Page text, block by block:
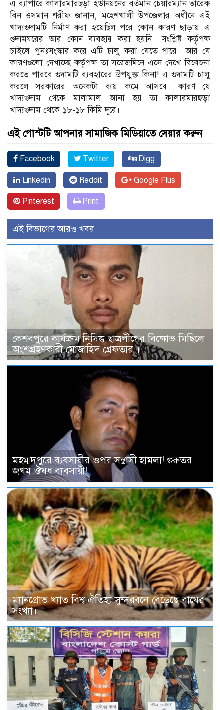
এ ব্যাপারে কালারমারছড়া ইউনিয়নের বর্তমান চেয়ারম্যান তারেক
বিন ওসমান শরীফ জানান, মহেশখালী উপজেলার অধীনে এই
খাদ্যগুদামটি নির্মাণ করা হয়েছিল।পরে কোন কারণ ছাড়ায় এ
গুদামঘরের আর কোন ব্যবহার করা হয়নি। সংশ্লিষ্ট কর্তৃপক্ষ
চাইলে পুনঃসংস্কার করে এটি চালু করা যেতে পারে। আর যে
কারণগুলো দেখাচ্ছে কর্তৃপক্ষ তা সরেজমিনে এসে দেখে বিবেচনা
করতে পারবে গুদামটি ব্যবহারের উপযুক্ত কিনা! এ গুদামটি চালু
করলে সরকারের অনেকটা ব্যয় কমে আসবে। কারণ যে
খাদ্যগুদাম থেকে মালামাল আনা হয় তা কালারমারছড়া
খাদ্যগুদাম থেকে ১৮-১৮ কিমি দূরে।
এই পোস্টটি আপনার সামাজিক মিডিয়াতে সেয়ার করুন
Facebook Twitter Digg
Linkedin Reddit Google Plus
Pinterest Print
এই বিভাগের আরও খবর
কেশবপুরে কার্যক্রম নিষিদ্ধ ছাত্রলীগের বিক্ষোভ মিছিলে
অংশগ্রহণকারী মোজাহিদ গ্রেফতার ।
মহম্মদপুরে ব্যবসায়ীর ওপর সন্ত্রাসী হামলা! গুরুতর
জখম ঔষধ ব্যবসায়ী!
ম্যানগ্রোভ খ্যাত বিশ্ব ঐতিহ্য সুন্দরবনে বেড়েছে বাঘের
সংখ্যা।